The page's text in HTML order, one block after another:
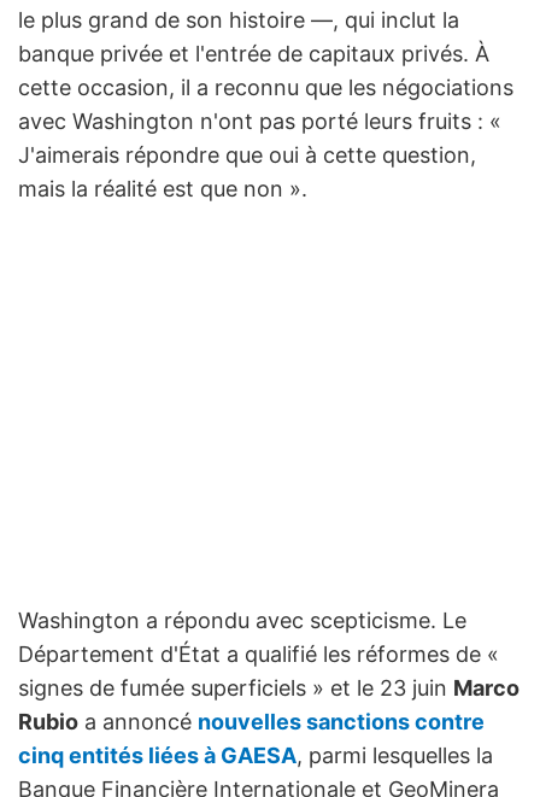
le plus grand de son histoire —, qui inclut la
banque privée et l'entrée de capitaux privés. À
cette occasion, il a reconnu que les négociations
avec Washington n'ont pas porté leurs fruits : «
J'aimerais répondre que oui à cette question,
mais la réalité est que non ».
Washington a répondu avec scepticisme. Le
Département d'État a qualifié les réformes de «
signes de fumée superficiels » et le 23 juin Marco
Rubio a annoncé nouvelles sanctions contre
cinq entités liées à GAESA, parmi lesquelles la
Banque Financière Internationale et GeoMinera